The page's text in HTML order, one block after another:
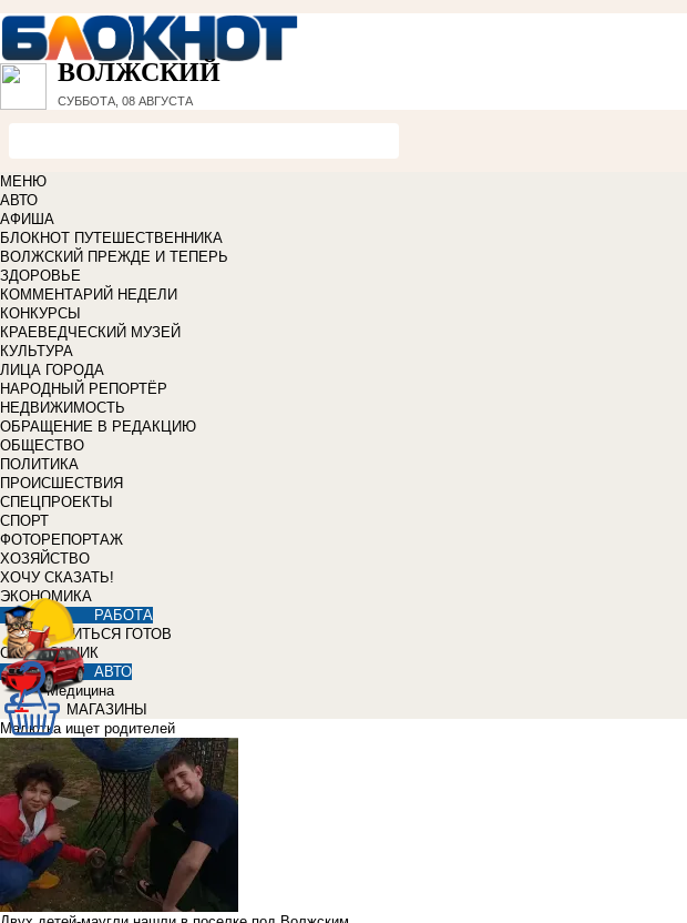
ВОЛЖСКИЙ
СУББОТА, 08 АВГУСТА
МЕНЮ
АВТО
АФИША
БЛОКНОТ ПУТЕШЕСТВЕННИКА
ВОЛЖСКИЙ ПРЕЖДЕ И ТЕПЕРЬ
ЗДОРОВЬЕ
КОММЕНТАРИЙ НЕДЕЛИ
КОНКУРСЫ
КРАЕВЕДЧЕСКИЙ МУЗЕЙ
КУЛЬТУРА
ЛИЦА ГОРОДА
НАРОДНЫЙ РЕПОРТЁР
НЕДВИЖИМОСТЬ
ОБРАЩЕНИЕ В РЕДАКЦИЮ
ОБЩЕСТВО
ПОЛИТИКА
ПРОИСШЕСТВИЯ
СПЕЦПРОЕКТЫ
СПОРТ
ФОТОРЕПОРТАЖ
ХОЗЯЙСТВО
ХОЧУ СКАЗАТЬ!
ЭКОНОМИКА
РАБОТА
УЧИТЬСЯ ГОТОВ
СПРАВОЧНИК
АВТО
Медицина
МАГАЗИНЫ
Малютка ищет родителей